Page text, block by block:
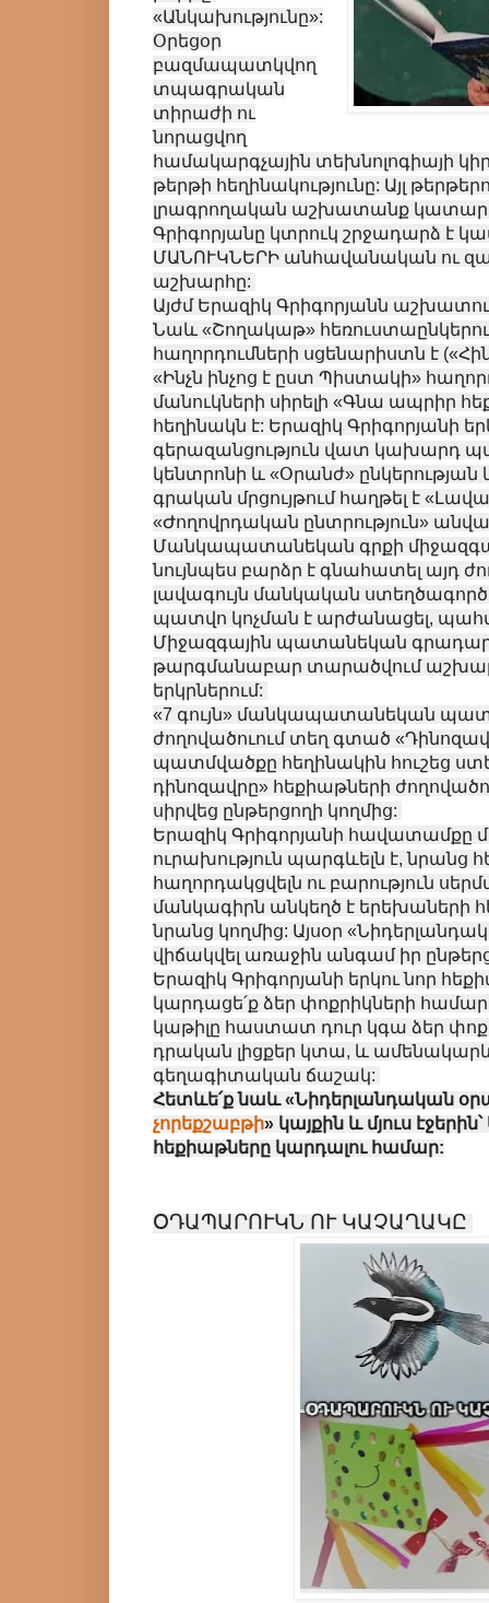
«Անկախությունը»:
Օրեցօր
բազմապատկվող
տպագրական
տիրաժի ու
նորացվող
համակարգչային տեխնոլոգիայի
թերթի հեղինակությունը: Այլ
լրագրողական աշխատանք
Գրիգորյանը կտրուկ շրջադարձ է
ՄԱՆՈՒԿՆԵՐԻ անհավանական ու
աշխարհը:
Այժմ Երազիկ Գրիգորյանն
Նաև «Շողակաթ»
հաղորդումների սցենարիստն է
«Ինչն ինչոց է ըստ Պիստակի»
մանուկների սիրելի «Գնա ապրիր
հեղինակն է: Երազիկ Գրիգորյանի
գերազանցություն վատ կախարդ
կենտրոնի և «Օրանժ»
գրական մրցույթում հաղթել է
«Ժողովրդական ընտրություն»
Մանկապատանեկան գրքի
նույնպես բարձր է գնահատել այդ
լավագույն մանկական
պատվո կոչման է արժանացել,
Միջազգային պատանեկան
թարգմանաբար տարածվում
երկրներում:
«7 գույն» մանկապատանեկան
ժողովածուում տեղ գտած
պատմվածքը հեղինակին հուշեց
դինոզավրը» հեքիաթների
սիրվեց ընթերցողի կողմից:
Երազիկ Գրիգորյանի հավատամքը
ուրախություն պարգևելն է, նրանց
հաղորդակցվելն ու բարություն
մանկագիրն անկեղծ է երեխաների
նրանց կողմից: Այսօր
վիճակվել առաջին անգամ իր
Երազիկ Գրիգորյանի երկու նոր
կարդացե՛ք ձեր փոքրիկների
կաթիլը հաստատ դուր կգա ձեր
դրական լիցքեր կտա, և
գեղագիտական ճաշակ:
Հետևե՛ք նաև «Նիդերլանդական
չորեքշաբթի» կայքին և մյուս
հեքիաթները կարդալու համար:
ՕԴԱՊԱՐՈՒԿՆ ՈՒ ԿԱՉԱՂԱԿԸ